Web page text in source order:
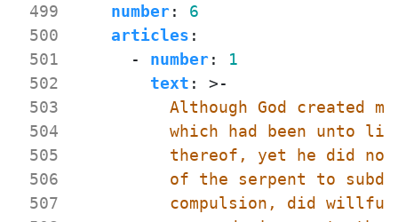
499
500
501
502
503
504
505
506
507
number:
6
articles :
- number:
1
text : >-